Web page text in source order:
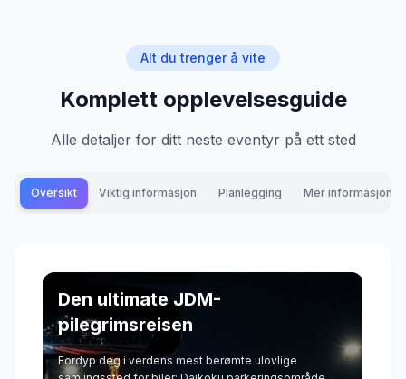
Alt du trenger å vite
Komplett opplevelsesguide
Alle detaljer for ditt neste eventyr på ett sted
Oversikt Viktig informasjon Planlegging Mer informasjon
Den ultimate JDM-
pilegrimsreisen
Fordyp deg i verdens mest berømte ulovlige